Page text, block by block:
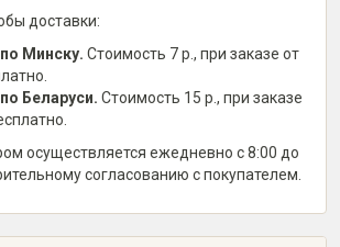
доставки:
Минску. Стоимость 7 р., при заказе от
Беларуси. Стоимость 15 р., при заказе
осуществляется ежедневно с 8:00 до
согласованию с покупателем.